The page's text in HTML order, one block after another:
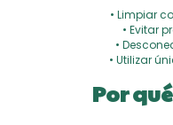
• Limpiar
• Evitar
•
• Utilizar
Por